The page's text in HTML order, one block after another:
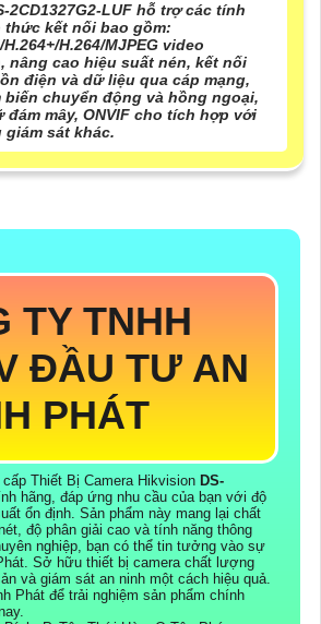
2CD1327G2-LUF hỗ trợ các tính
thức kết nối bao gồm:
H.264+/H.264/MJPEG video
nâng cao hiệu suất nén, kết nối
điện và dữ liệu qua cáp mạng,
biến chuyển động và hồng ngoại,
mây, ONVIF cho tích hợp với
giám sát khác.
TY TNHH
ĐẦU TƯ AN
PHÁT
Thiết Bị Camera Hikvision DS-
hãng, đáp ứng nhu cầu của bạn với độ
ổn định. Sản phẩm này mang lại chất
độ phân giải cao và tính năng thông
nghiệp, bạn có thể tin tưởng vào sự
Sở hữu thiết bị camera chất lượng
và giám sát an ninh một cách hiệu quả.
Phát để trải nghiệm sản phẩm chính